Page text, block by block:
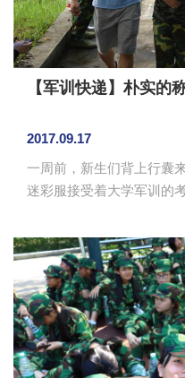
【军训快递】朴实的
2017.09.17
一周前，新生们背上行囊
迷彩服接受着大学军训的
——辅导员和学长。 想家时，辅导员和学长是亲人，
倾听新生的心声，给予新
缓解各种不适应，告诉新
导员和学长是榜样，早早
明，以及时间观念的重要
是小医生，给你一杯热水
时，眉目间还流露出几丝